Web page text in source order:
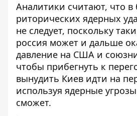
Аналитики считают, что в
риторических ядерных
не следует, поскольку
россия может и дальше
давление на США и
чтобы прибегнуть к
вынудить Киев идти на
используя ядерные
сможет.